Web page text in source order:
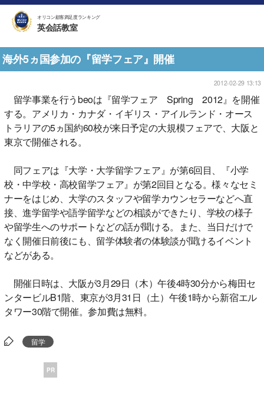
オリコン顧客満足度ランキング
英会話教室
海外5ヵ国参加の『留学フェア』開催
2012-02-29 13:13
留学事業を行うbeoは『留学フェア Spring 2012』を開催
する。アメリカ・カナダ・イギリス・アイルランド・オース
トラリアの5ヵ国約60校が来日予定の大規模フェアで、大阪と
東京で開催される。
同フェアは『大学・大学留学フェア』が第6回目、『小学
校・中学校・高校留学フェア』が第2回目となる。様々なセミ
ナーをはじめ、大学のスタッフや留学カウンセラーなどへ直
接、進学留学や語学留学などの相談ができたり、学校の様子
や留学生へのサポートなどの話が聞ける。また、当日だけで
なく開催日前後にも、留学体験者の体験談が聞けるイベント
などがある。
開催日時は、大阪が3月29日（木）午後4時30分から梅田セ
ンタービルB1階、東京が3月31日（土）午後1時から新宿エル
タワー30階で開催。参加費は無料。
留学
PR